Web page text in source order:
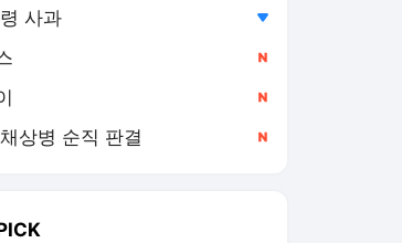
사과
상병 순직 판결